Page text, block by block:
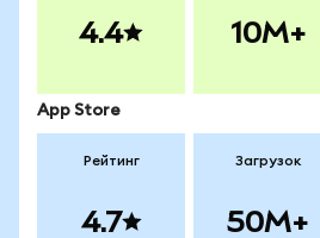
4.4 10M+
App Store
Рейтинг
4.7
Загрузок
50M+